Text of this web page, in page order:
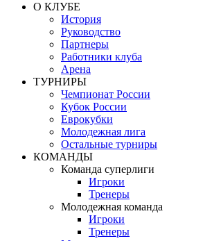
О КЛУБЕ
История
Руководство
Партнеры
Работники клуба
Арена
ТУРНИРЫ
Чемпионат России
Кубок России
Еврокубки
Молодежная лига
Остальные турниры
КОМАНДЫ
Команда суперлиги
Игроки
Тренеры
Молодежная команда
Игроки
Тренеры